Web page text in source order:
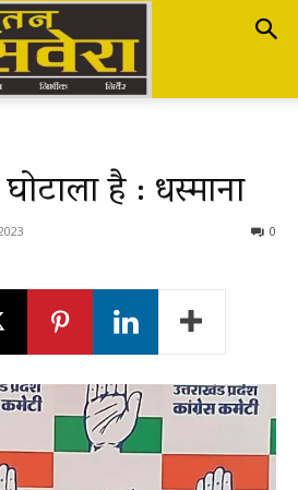
है : धस्माना
0